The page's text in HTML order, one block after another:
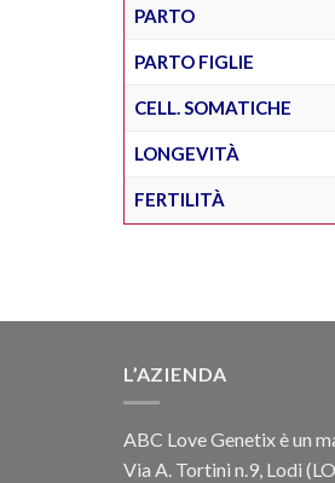
PARTO
PARTO FIGLIE
CELL. SOMATICHE
LONGEVITÀ
FERTILITÀ
L’AZIENDA
ABC Love Genetix è un
Via A. Tortini n.9, Lodi